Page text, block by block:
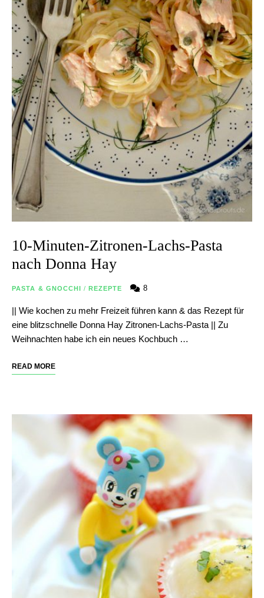
10-Minuten-Zitronen-Lachs-Pasta
nach Donna Hay
PASTA & GNOCCHI / REZEPTE 8
|| Wie kochen zu mehr Freizeit führen kann & das Rezept für
eine blitzschnelle Donna Hay Zitronen-Lachs-Pasta || Zu
Weihnachten habe ich ein neues Kochbuch …
READ MORE